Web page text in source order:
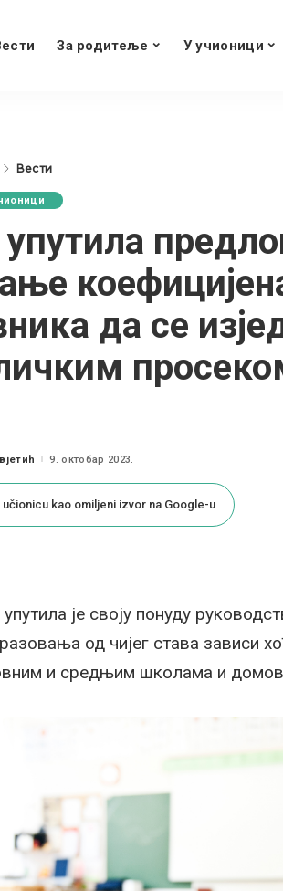
За родитеље У учионици
Вести
да се
9. октобар 2023.
kao omiljeni izvor na Google-u
је своју понуду
од чијег става зависи
и средњим школама и